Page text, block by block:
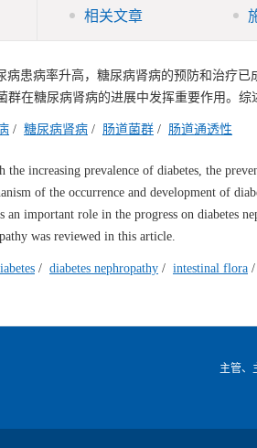
相关文章
病患病率升高，糖尿病肾病的预防和治疗
群在糖尿病肾病的进展中发挥重要作用。综
/ 糖尿病肾病 / 肠道菌群 / 肠道通透性
the increasing prevalence of diabetes, the
of the occurrence and development of
an important role in the progress on diabetes
was reviewed in this article.
/ diabetes nephropathy / intestinal flora /
主管、